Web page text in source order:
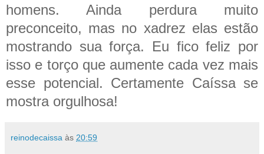
homens. Ainda perdura muito
preconceito, mas no xadrez elas estão
mostrando sua força. Eu fico feliz por
isso e torço que aumente cada vez mais
esse potencial. Certamente Caíssa se
mostra orgulhosa!
reinodecaissa às 20:59